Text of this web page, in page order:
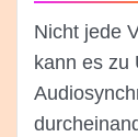
Nicht jede
kann es zu